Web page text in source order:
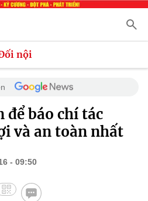
nội
để báo chí tác
và an toàn nhất
- 09:50